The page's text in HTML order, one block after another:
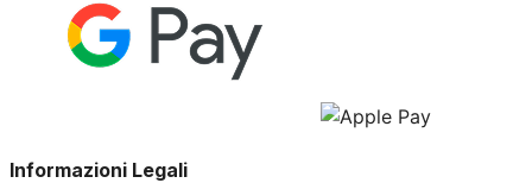
Informazioni Legali